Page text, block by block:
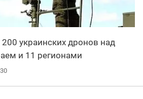
украинских дронов над
и 11 регионами